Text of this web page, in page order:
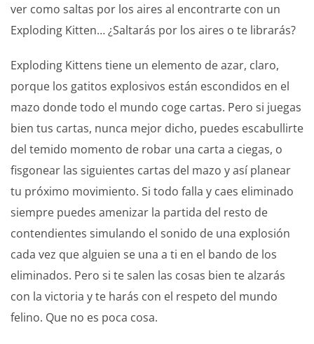
ver como saltas por los aires al encontrarte con un
Exploding Kitten… ¿Saltarás por los aires o te librarás?
Exploding Kittens tiene un elemento de azar, claro,
porque los gatitos explosivos están escondidos en el
mazo donde todo el mundo coge cartas. Pero si juegas
bien tus cartas, nunca mejor dicho, puedes escabullirte
del temido momento de robar una carta a ciegas, o
fisgonear las siguientes cartas del mazo y así planear
tu próximo movimiento. Si todo falla y caes eliminado
siempre puedes amenizar la partida del resto de
contendientes simulando el sonido de una explosión
cada vez que alguien se una a ti en el bando de los
eliminados. Pero si te salen las cosas bien te alzarás
con la victoria y te harás con el respeto del mundo
felino. Que no es poca cosa.